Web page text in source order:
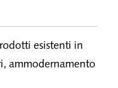
esistenti in
ammodernamento